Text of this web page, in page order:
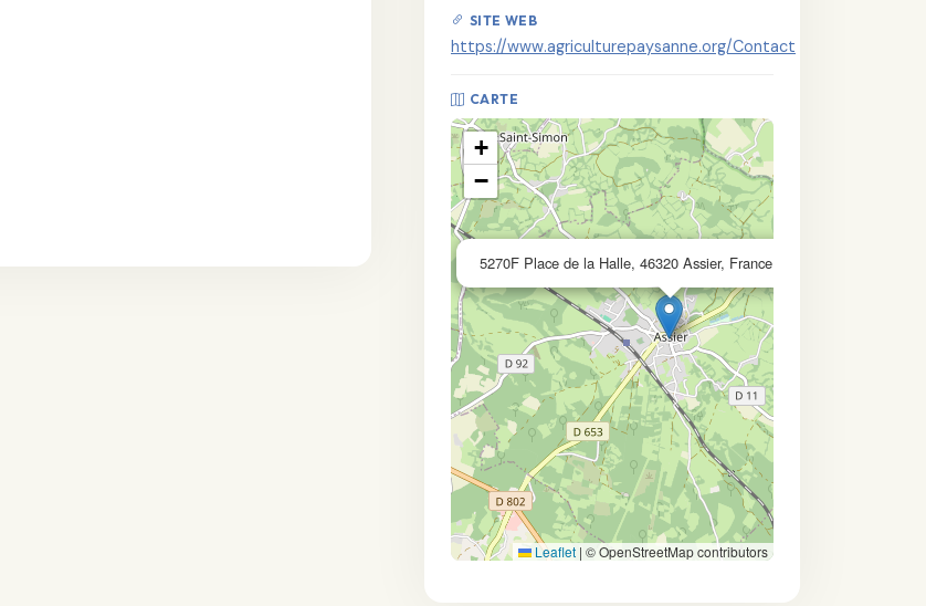
SITE WEB
https://www.agriculturepaysanne.org/Contact
CARTE
5270F Place de la Halle, 46320 Assier, France
+
−
Leaflet | © OpenStreetMap contributors